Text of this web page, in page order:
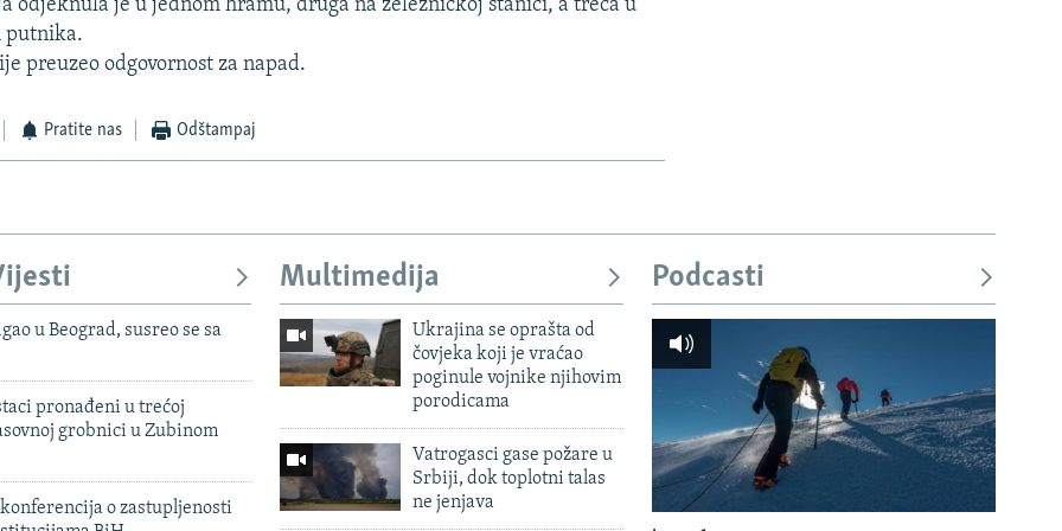
odjeknula je u jednom hramu, druga na železničkoj stanici, a treća u
putnika.
preuzeo odgovornost za napad.
Pratite nas Odštampaj
u Beograd, susreo se sa
pronađeni u trećoj
grobnici u Zubinom
o zastupljenosti
Multimedija
Ukrajina se oprašta od
čovjeka koji je vraćao
poginule vojnike njihovim
porodicama
Vatrogasci gase požare u
Srbiji, dok toplotni talas
ne jenjava
Podcasti